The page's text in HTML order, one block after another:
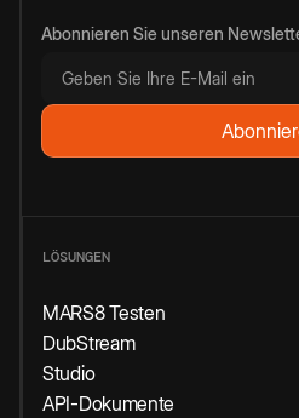
Abonnieren Sie unseren
LÖSUNGEN
MARS8 Testen
DubStream
Studio
API-Dokumente